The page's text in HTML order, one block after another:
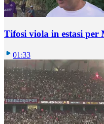
Tifosi viola in estasi per
01:33